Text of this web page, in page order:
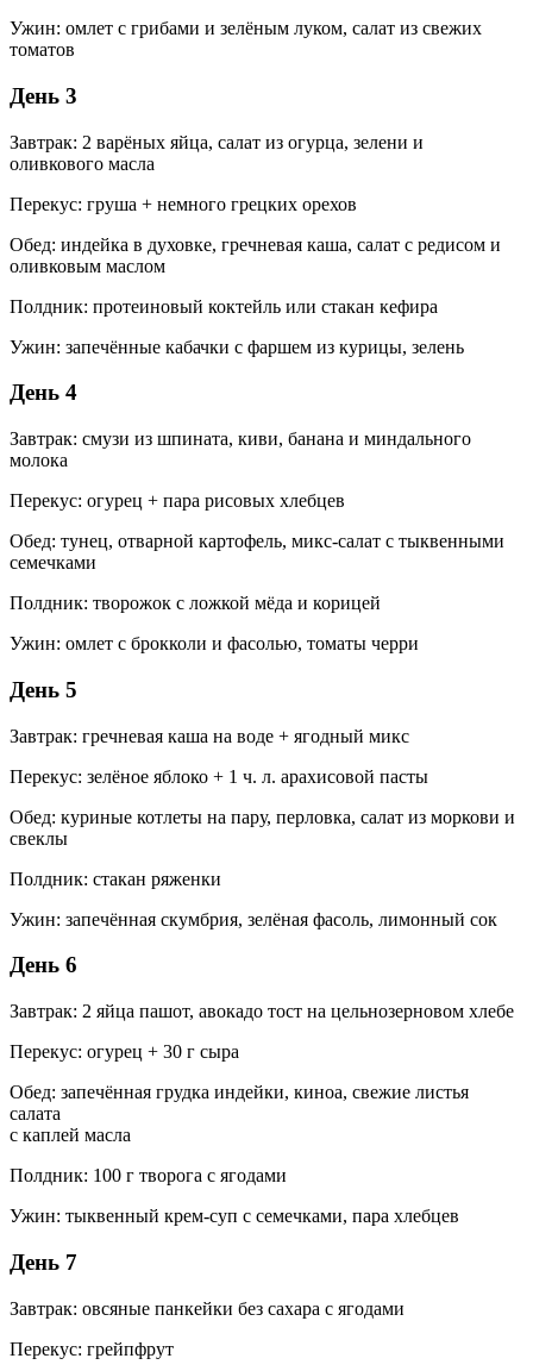
Ужин: омлет с грибами и зелёным луком, салат из свежих
томатов
День 3
Завтрак: 2 варёных яйца, салат из огурца, зелени и
оливкового масла
Перекус: груша + немного грецких орехов
Обед: индейка в духовке, гречневая каша, салат с редисом и
оливковым маслом
Полдник: протеиновый коктейль или стакан кефира
Ужин: запечённые кабачки с фаршем из курицы, зелень
День 4
Завтрак: смузи из шпината, киви, банана и миндального
молока
Перекус: огурец + пара рисовых хлебцев
Обед: тунец, отварной картофель, микс-салат с тыквенными
семечками
Полдник: творожок с ложкой мёда и корицей
Ужин: омлет с брокколи и фасолью, томаты черри
День 5
Завтрак: гречневая каша на воде + ягодный микс
Перекус: зелёное яблоко + 1 ч. л. арахисовой пасты
Обед: куриные котлеты на пару, перловка, салат из моркови и
свеклы
Полдник: стакан ряженки
Ужин: запечённая скумбрия, зелёная фасоль, лимонный сок
День 6
Завтрак: 2 яйца пашот, авокадо тост на цельнозерновом хлебе
Перекус: огурец + 30 г сыра
Обед: запечённая грудка индейки, киноа, свежие листья
салата
с каплей масла
Полдник: 100 г творога с ягодами
Ужин: тыквенный крем-суп с семечками, пара хлебцев
День 7
Завтрак: овсяные панкейки без сахара с ягодами
Перекус: грейпфрут